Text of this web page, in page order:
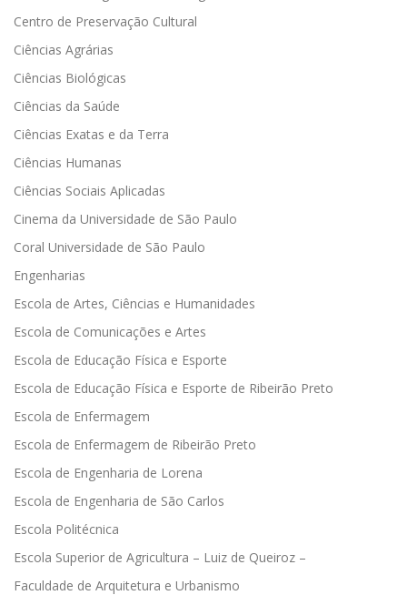
Centro de Preservação Cultural
Ciências Agrárias
Ciências Biológicas
Ciências da Saúde
Ciências Exatas e da Terra
Ciências Humanas
Ciências Sociais Aplicadas
Cinema da Universidade de São Paulo
Coral Universidade de São Paulo
Engenharias
Escola de Artes, Ciências e Humanidades
Escola de Comunicações e Artes
Escola de Educação Física e Esporte
Escola de Educação Física e Esporte de Ribeirão Preto
Escola de Enfermagem
Escola de Enfermagem de Ribeirão Preto
Escola de Engenharia de Lorena
Escola de Engenharia de São Carlos
Escola Politécnica
Escola Superior de Agricultura – Luiz de Queiroz –
Faculdade de Arquitetura e Urbanismo